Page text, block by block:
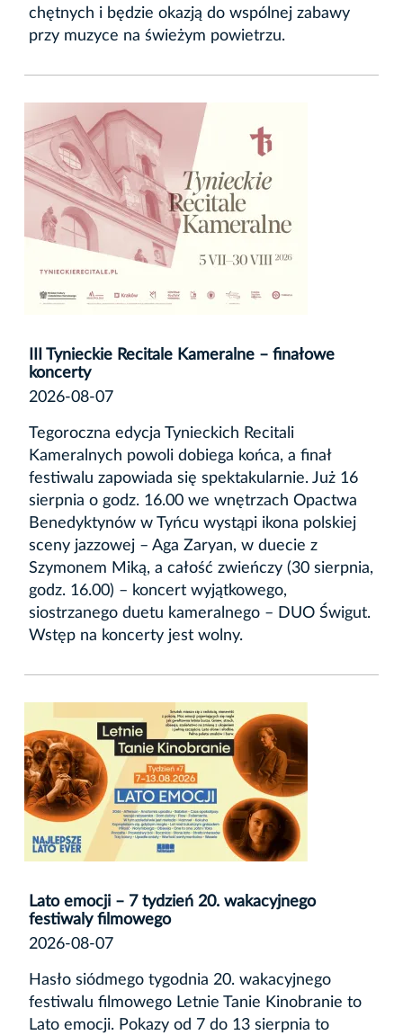
chętnych i będzie okazją do wspólnej zabawy
przy muzyce na świeżym powietrzu.
III Tynieckie Recitale Kameralne – finałowe
koncerty
2026-08-07
Tegoroczna edycja Tynieckich Recitali
Kameralnych powoli dobiega końca, a finał
festiwalu zapowiada się spektakularnie. Już 16
sierpnia o godz. 16.00 we wnętrzach Opactwa
Benedyktynów w Tyńcu wystąpi ikona polskiej
sceny jazzowej – Aga Zaryan, w duecie z
Szymonem Miką, a całość zwieńczy (30 sierpnia,
godz. 16.00) – koncert wyjątkowego,
siostrzanego duetu kameralnego – DUO Świgut.
Wstęp na koncerty jest wolny.
Lato emocji – 7 tydzień 20. wakacyjnego
festiwaly filmowego
2026-08-07
Hasło siódmego tygodnia 20. wakacyjnego
festiwalu filmowego Letnie Tanie Kinobranie to
Lato emocji. Pokazy od 7 do 13 sierpnia to